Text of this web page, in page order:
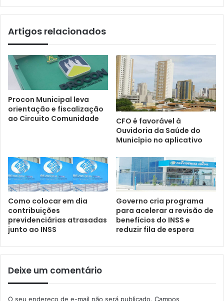
Artigos relacionados
Procon Municipal leva
orientação e fiscalização
ao Circuito Comunidade
CFO é favorável à
Ouvidoria da Saúde do
Município no aplicativo
Como colocar em dia
contribuições
previdenciárias atrasadas
junto ao INSS
Governo cria programa
para acelerar a revisão de
benefícios do INSS e
reduzir fila de espera
Deixe um comentário
O seu endereço de e-mail não será publicado. Campos